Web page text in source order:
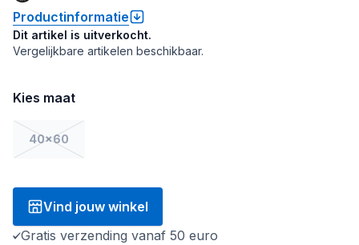
Productinformatie
Dit artikel is uitverkocht.
Vergelijkbare artikelen beschikbaar.
Kies maat
40x60
Vind jouw winkel
Gratis verzending vanaf 50 euro